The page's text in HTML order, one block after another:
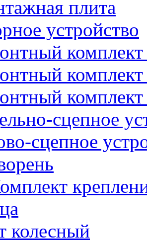
плита
устройство
комплект
комплект
сцепное
сцепное
колесный